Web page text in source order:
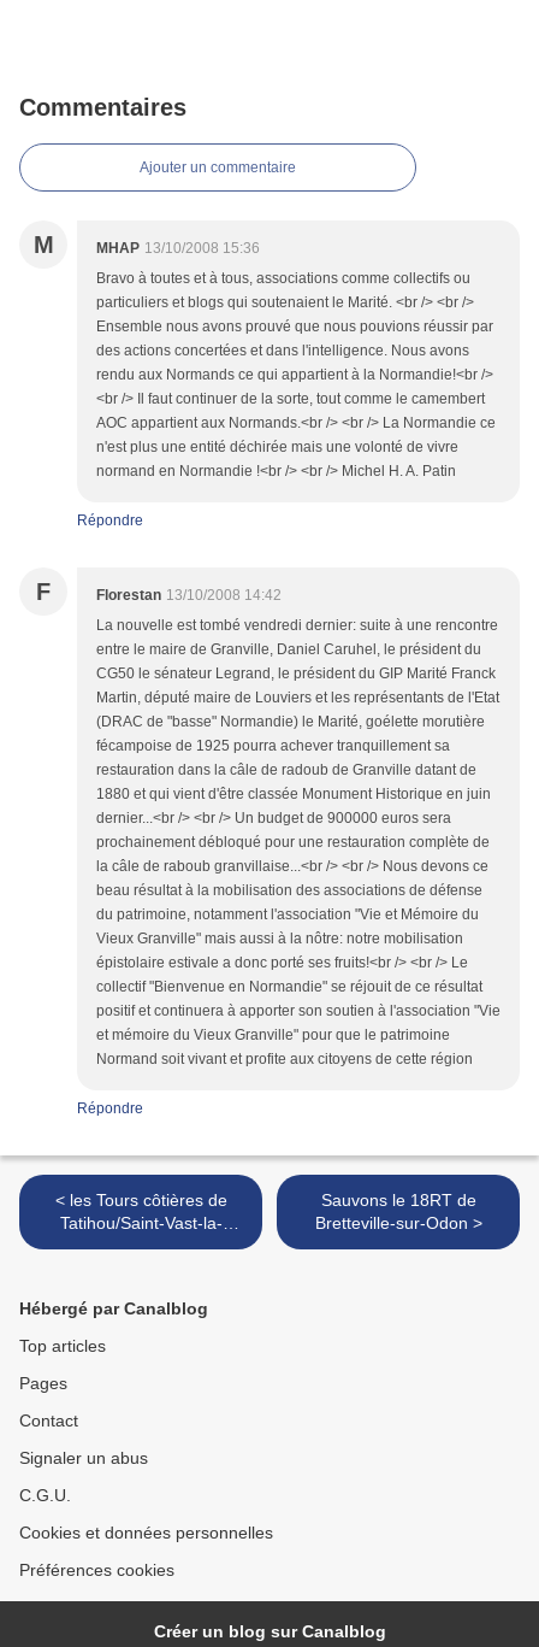
Commentaires
Ajouter un commentaire
M MHAP 13/10/2008 15:36
Bravo à toutes et à tous, associations comme collectifs ou
particuliers et blogs qui soutenaient le Marité. <br /> <br />
Ensemble nous avons prouvé que nous pouvions réussir par
des actions concertées et dans l'intelligence. Nous avons
rendu aux Normands ce qui appartient à la Normandie!<br />
<br /> Il faut continuer de la sorte, tout comme le camembert
AOC appartient aux Normands.<br /> <br /> La Normandie ce
n'est plus une entité déchirée mais une volonté de vivre
normand en Normandie !<br /> <br /> Michel H. A. Patin
Répondre
F Florestan 13/10/2008 14:42
La nouvelle est tombé vendredi dernier: suite à une rencontre
entre le maire de Granville, Daniel Caruhel, le président du
CG50 le sénateur Legrand, le président du GIP Marité Franck
Martin, député maire de Louviers et les représentants de l'Etat
(DRAC de "basse" Normandie) le Marité, goélette morutière
fécampoise de 1925 pourra achever tranquillement sa
restauration dans la câle de radoub de Granville datant de
1880 et qui vient d'être classée Monument Historique en juin
dernier...<br /> <br /> Un budget de 900000 euros sera
prochainement débloqué pour une restauration complète de
la câle de raboub granvillaise...<br /> <br /> Nous devons ce
beau résultat à la mobilisation des associations de défense
du patrimoine, notamment l'association "Vie et Mémoire du
Vieux Granville" mais aussi à la nôtre: notre mobilisation
épistolaire estivale a donc porté ses fruits!<br /> <br /> Le
collectif "Bienvenue en Normandie" se réjouit de ce résultat
positif et continuera à apporter son soutien à l'association "Vie
et mémoire du Vieux Granville" pour que le patrimoine
Normand soit vivant et profite aux citoyens de cette région
Répondre
< les Tours côtières de
Tatihou/Saint-Vast-la-
Hougue (réseau Vauban)
Sauvons le 18RT de
Bretteville-sur-Odon >
Hébergé par Canalblog
Top articles
Pages
Contact
Signaler un abus
C.G.U.
Cookies et données personnelles
Préférences cookies
Créer un blog sur Canalblog